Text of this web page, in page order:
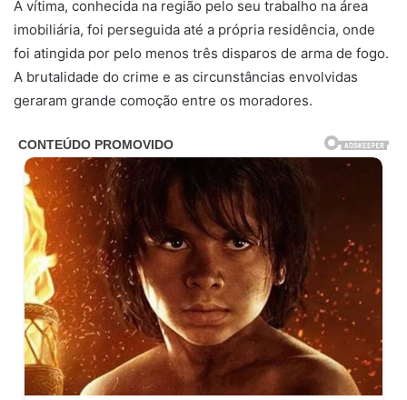
A vítima, conhecida na região pelo seu trabalho na área
imobiliária, foi perseguida até a própria residência, onde
foi atingida por pelo menos três disparos de arma de fogo.
A brutalidade do crime e as circunstâncias envolvidas
geraram grande comoção entre os moradores.